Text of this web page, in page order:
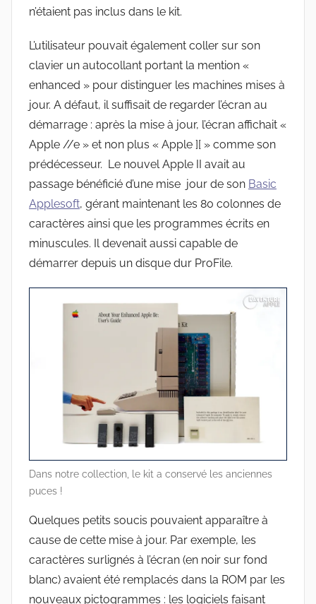
n’étaient pas inclus dans le kit.
L’utilisateur pouvait également coller sur son
clavier un autocollant portant la mention «
enhanced » pour distinguer les machines mises à
jour. A défaut, il suffisait de regarder l’écran au
démarrage : après la mise à jour, l’écran affichait «
Apple //e » et non plus « Apple ][ » comme son
prédécesseur. Le nouvel Apple II avait au
passage bénéficié d’une mise jour de son Basic
Applesoft, gérant maintenant les 80 colonnes de
caractères ainsi que les programmes écrits en
minuscules. Il devenait aussi capable de
démarrer depuis un disque dur ProFile.
Dans notre collection, le kit a conservé les anciennes
puces !
Quelques petits soucis pouvaient apparaître à
cause de cette mise à jour. Par exemple, les
caractères surlignés à l’écran (en noir sur fond
blanc) avaient été remplacés dans la ROM par les
nouveaux pictogrammes : les logiciels faisant